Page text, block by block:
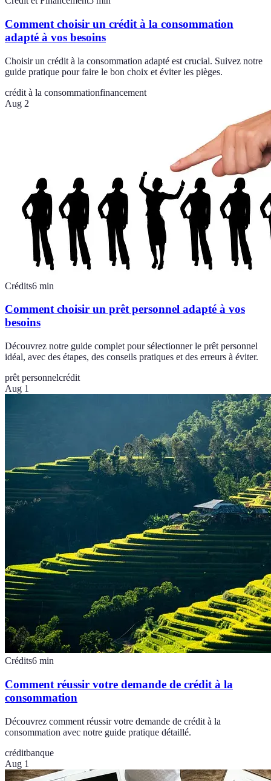
Comment choisir un crédit à la consommation
adapté à vos besoins
Choisir un crédit à la consommation adapté est crucial. Suivez notre
guide pratique pour faire le bon choix et éviter les pièges.
crédit à la consommationfinancement
Aug 2
Crédits6 min
Comment choisir un prêt personnel adapté à vos
besoins
Découvrez notre guide complet pour sélectionner le prêt personnel
idéal, avec des étapes, des conseils pratiques et des erreurs à éviter.
prêt personnelcrédit
Aug 1
Crédits6 min
Comment réussir votre demande de crédit à la
consommation
Découvrez comment réussir votre demande de crédit à la
consommation avec notre guide pratique détaillé.
créditbanque
Aug 1